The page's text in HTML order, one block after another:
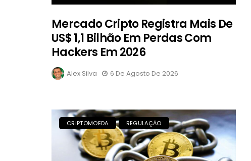
Mercado Cripto Registra Mais De
US$ 1,1 Bilhão Em Perdas Com
Hackers Em 2026
Alex Silva 6 De Agosto De 2026
CRIPTOMOEDA REGULAÇÃO